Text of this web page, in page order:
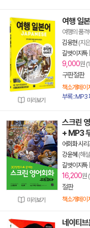
미리보기
여행 일
여행의 품
김웅현 (지
길벗이지톡|
9,000원
구판절판
책소개페이
부록 : MP3
미리보기
스크린
+ MP3
어회화 시리
강윤혜 (해
길벗이지톡|
16,200원
절판
책소개페이
네이티